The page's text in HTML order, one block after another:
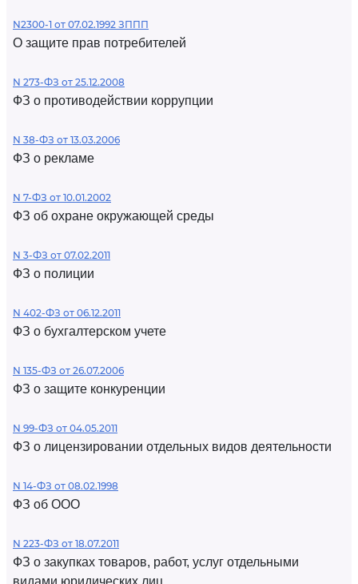
N2300-1 от 07.02.1992 ЗППП
О защите прав потребителей
N 273-ФЗ от 25.12.2008
ФЗ о противодействии коррупции
N 38-ФЗ от 13.03.2006
ФЗ о рекламе
N 7-ФЗ от 10.01.2002
ФЗ об охране окружающей среды
N 3-ФЗ от 07.02.2011
ФЗ о полиции
N 402-ФЗ от 06.12.2011
ФЗ о бухгалтерском учете
N 135-ФЗ от 26.07.2006
ФЗ о защите конкуренции
N 99-ФЗ от 04.05.2011
ФЗ о лицензировании отдельных видов деятельности
N 14-ФЗ от 08.02.1998
ФЗ об ООО
N 223-ФЗ от 18.07.2011
ФЗ о закупках товаров, работ, услуг отдельными
видами юридических лиц